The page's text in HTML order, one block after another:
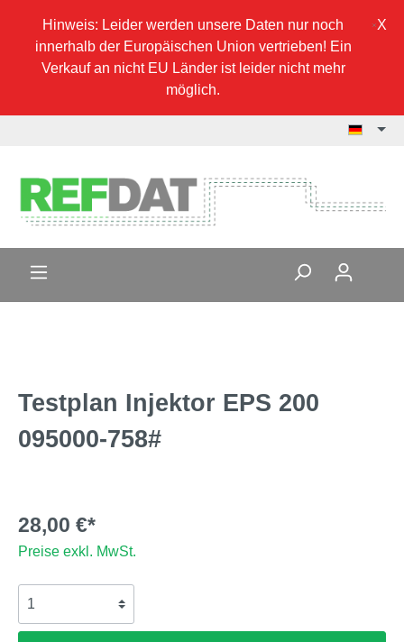
Hinweis: Leider werden unsere Daten nur noch
innerhalb der Europäischen Union vertrieben! Ein
Verkauf an nicht EU Länder ist leider nicht mehr
möglich.
Testplan Injektor EPS 200
095000-758#
28,00 €*
Preise exkl. MwSt.